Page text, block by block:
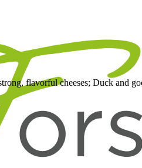
flavorful cheeses; Duck and